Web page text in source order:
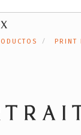
PRINT